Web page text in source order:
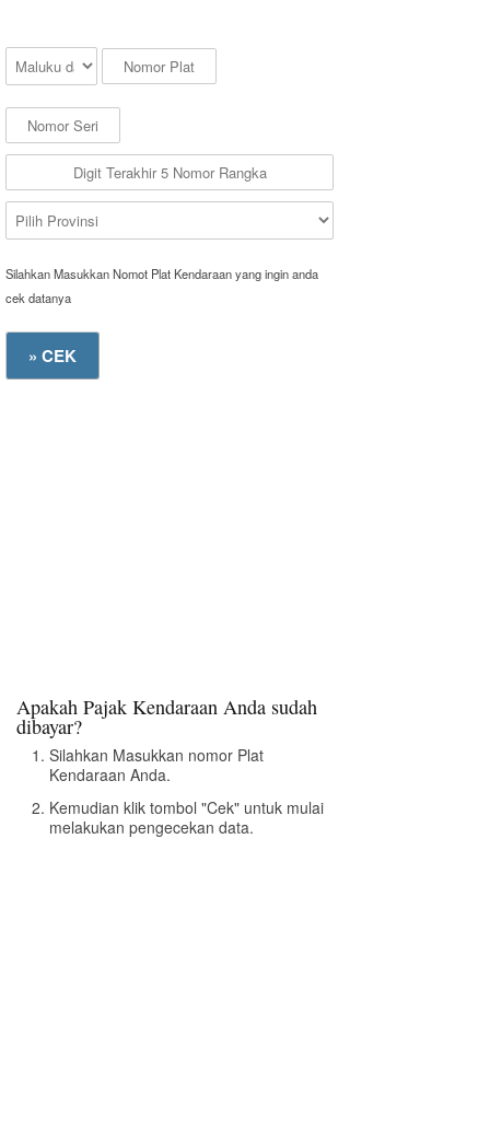
Silahkan Masukkan Nomot Plat Kendaraan yang ingin anda
cek datanya
Apakah Pajak Kendaraan Anda sudah
dibayar?
Silahkan Masukkan nomor Plat
Kendaraan Anda.
Kemudian klik tombol "Cek" untuk mulai
melakukan pengecekan data.